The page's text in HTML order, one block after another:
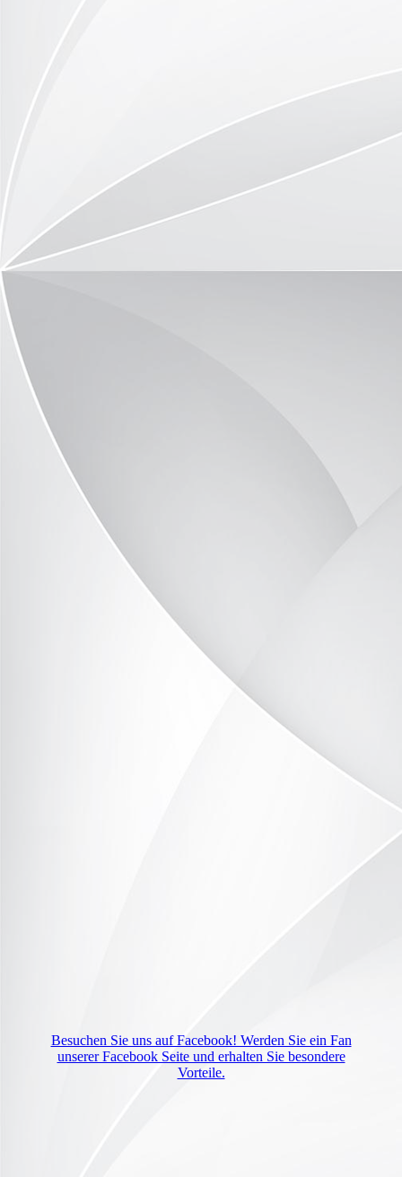
Besuchen Sie uns auf Facebook! Werden Sie ein Fan
unserer Facebook Seite und erhalten Sie besondere
Vorteile.